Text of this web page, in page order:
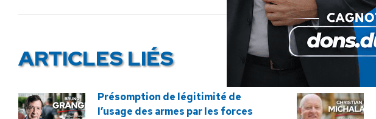
:
ARTICLES LIÉS
Présomption de légitimité de
l’usage des armes par les forces